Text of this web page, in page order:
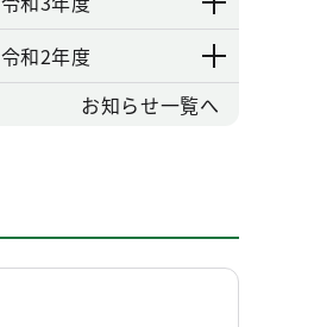
令和2年度
お知らせ一覧へ